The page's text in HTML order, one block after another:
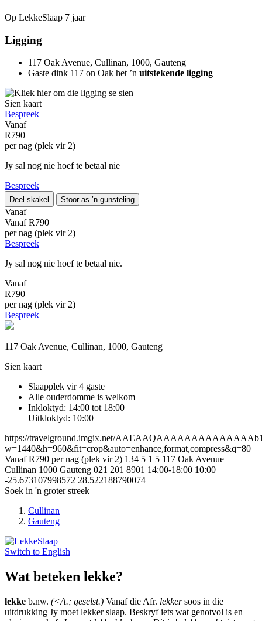
Op LekkeSlaap 7 jaar
Ligging
117 Oak Avenue, Cullinan, 1000, Gauteng
Gaste dink 117 on Oak het ’n uitstekende ligging
Sien kaart
Bespreek
Vanaf
R790
per nag (plek vir 2)
Jy sal nog nie hoef te betaal nie
Bespreek
Deel skakel Stoor as ’n gunsteling
Vanaf
Vanaf R790
per nag (plek vir 2)
Bespreek
Jy sal nog nie hoef te betaal nie.
Vanaf
R790
per nag (plek vir 2)
Bespreek
117 Oak Avenue, Cullinan, 1000, Gauteng
Sien kaart
Slaapplek vir 4 gaste
Alle ouderdomme is welkom
Inkloktyd: 14:00 tot 18:00
Uitkloktyd: 10:00
https://travelground.imgix.net/
w=1440&h=960&fit=crop&auto=enhance,format,compress&q=80
Vanaf R790 per nag (plek vir 2) 134 5 1 5 117 Oak Avenue
Cullinan 1000 Gauteng 021 201 8901 14:00-18:00 10:00
-25.673107998572 28.522188790074
Soek in 'n groter streek
Cullinan
Gauteng
Switch to English
Wat beteken lekke?
lekke b.nw. (<A.; geselst.) Vanaf die Afr. lekkersoos in die
uitdrukking Jy moet lekker slaap. Beskryf iets wat genotvol is en